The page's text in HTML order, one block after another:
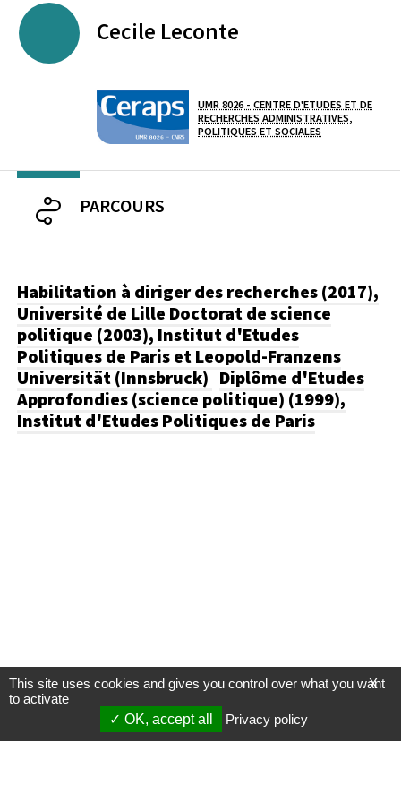
SCIENCES PO. LILLE
Cecile Leconte
UMR 8026 - CENTRE D'ETUDES ET DE
RECHERCHES ADMINISTRATIVES,
POLITIQUES ET SOCIALES
PARCOURS
Habilitation à diriger des recherches (2017),
Université de Lille Doctorat de science
politique (2003), Institut d'Etudes
Politiques de Paris et Leopold-Franzens
Universität (Innsbruck) Diplôme d'Etudes
Approfondies (science politique) (1999),
Institut d'Etudes Politiques de Paris
X
This site uses cookies and gives you control over what you want
to activate
OK, accept all
Privacy policy